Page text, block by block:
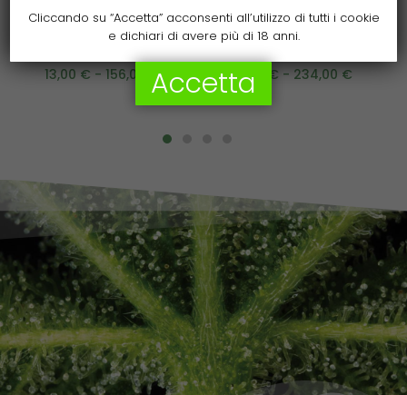
Forbidden Mochi©
Semi Autofiorenti
13,00 € - 156,00 €
Terp & Tonic© Semi
Autofiorenti
19,50 € - 234,00 €
Cliccando su “Accetta” acconsenti all’utilizzo di tutti i cookie
e dichiari di avere più di 18 anni.
Accetta